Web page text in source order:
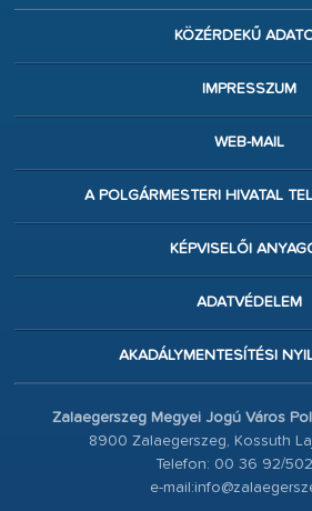
KÖZÉRDEKŰ
IMPRESSZUM
WEB-MAIL
A POLGÁRMESTERI HIVATAL
KÉPVISELŐI
ADATVÉDELEM
AKADÁLYMENTESÍTÉSI
Zalaegerszeg Megyei Jogú Város
8900 Zalaegerszeg, Kossuth
Telefon: 00 36 92/
e-